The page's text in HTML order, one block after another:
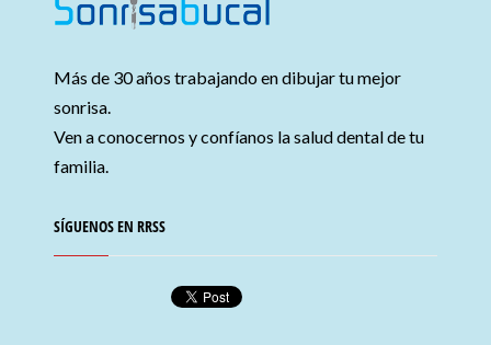
Más de 30 años trabajando en dibujar tu mejor
sonrisa.
Ven a conocernos y confíanos la salud dental de tu
familia.
SÍGUENOS EN RRSS